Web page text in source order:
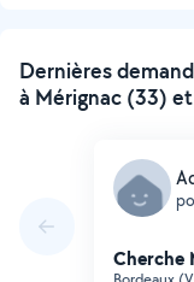
Dernières
à Mérignac (33)
Cherche